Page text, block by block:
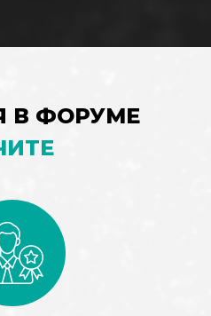
В ФОРУМЕ